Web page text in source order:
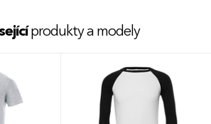
produkty a modely